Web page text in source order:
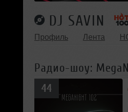
DJ SAVIN
Профиль Лента
Радио-шоу:
44